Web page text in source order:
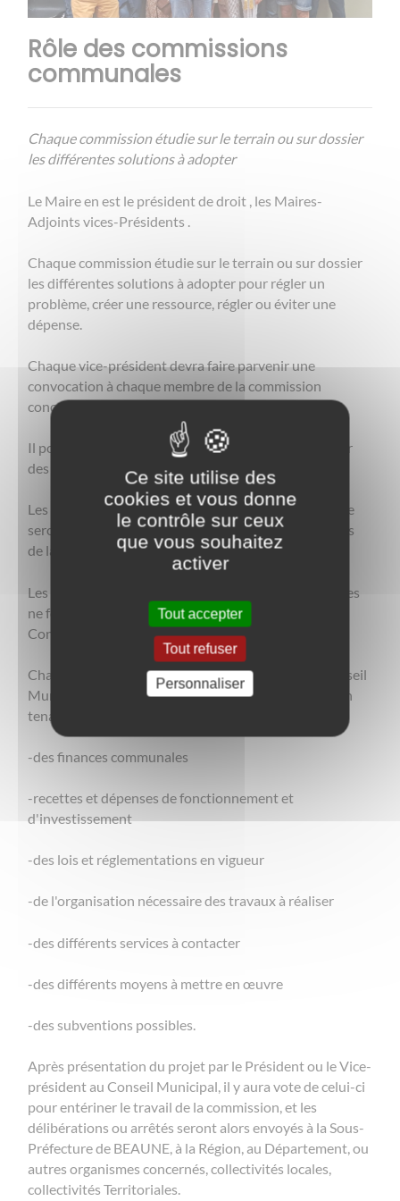
Rôle des commissions
communales
Chaque commission étudie sur le terrain ou sur dossier
les différentes solutions à adopter
Le Maire en est le président de droit , les Maires-
Adjoints vices-Présidents .
Chaque commission étudie sur le terrain ou sur dossier
les différentes solutions à adopter pour régler un
problème, créer une ressource, régler ou éviter une
dépense.
Chaque vice-président devra faire parvenir une
convocation à chaque membre de la commission
concerné, avec la date, le lieu et l'heure de la réunion.
Il pourra s'il le désire se faire aider, ou bien convoquer
des intervenants extérieurs à la Commune.
Les documents nécessaires à la réflexion du problème
seront joints à la convocation, soit distribués au cours
de la réunion.
Les commissions n'ont aucun pouvoir de décision, elles
ne font que préparer le travail et les délibérations du
Conseil Municipal.
Chaque vice-président devra alors présenter au Conseil
Municipal le résultat des travaux de la commission en
tenant compte :
-des finances communales
-recettes et dépenses de fonctionnement et
d'investissement
-des lois et réglementations en vigueur
-de l'organisation nécessaire des travaux à réaliser
-des différents services à contacter
-des différents moyens à mettre en œuvre
-des subventions possibles.
Après présentation du projet par le Président ou le Vice-
président au Conseil Municipal, il y aura vote de celui-ci
pour entériner le travail de la commission, et les
délibérations ou arrêtés seront alors envoyés à la Sous-
Préfecture de BEAUNE, à la Région, au Département, ou
autres organismes concernés, collectivités locales,
collectivités Territoriales.
Ce site utilise des
cookies et vous donne
le contrôle sur ceux
que vous souhaitez
activer
Tout accepter
Tout refuser
Personnaliser